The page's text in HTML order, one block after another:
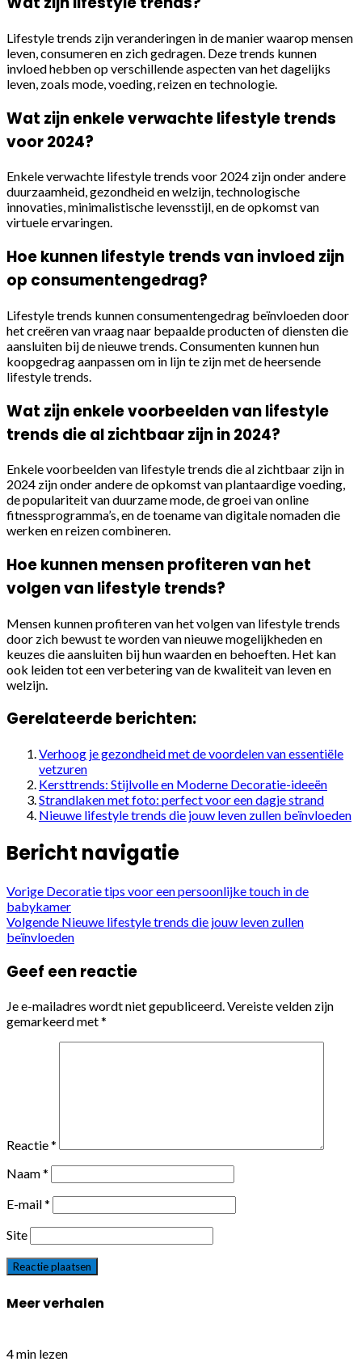
Lifestyle trends zijn veranderingen in de manier waarop mensen
leven, consumeren en zich gedragen. Deze trends kunnen
invloed hebben op verschillende aspecten van het dagelijks
leven, zoals mode, voeding, reizen en technologie.
Wat zijn enkele verwachte lifestyle trends
voor 2024?
Enkele verwachte lifestyle trends voor 2024 zijn onder andere
duurzaamheid, gezondheid en welzijn, technologische
innovaties, minimalistische levensstijl, en de opkomst van
virtuele ervaringen.
Hoe kunnen lifestyle trends van invloed zijn
op consumentengedrag?
Lifestyle trends kunnen consumentengedrag beïnvloeden door
het creëren van vraag naar bepaalde producten of diensten die
aansluiten bij de nieuwe trends. Consumenten kunnen hun
koopgedrag aanpassen om in lijn te zijn met de heersende
lifestyle trends.
Wat zijn enkele voorbeelden van lifestyle
trends die al zichtbaar zijn in 2024?
Enkele voorbeelden van lifestyle trends die al zichtbaar zijn in
2024 zijn onder andere de opkomst van plantaardige voeding,
de populariteit van duurzame mode, de groei van online
fitnessprogramma’s, en de toename van digitale nomaden die
werken en reizen combineren.
Hoe kunnen mensen profiteren van het
volgen van lifestyle trends?
Mensen kunnen profiteren van het volgen van lifestyle trends
door zich bewust te worden van nieuwe mogelijkheden en
keuzes die aansluiten bij hun waarden en behoeften. Het kan
ook leiden tot een verbetering van de kwaliteit van leven en
welzijn.
Gerelateerde berichten:
Verhoog je gezondheid met de voordelen van essentiële
vetzuren
Kersttrends: Stijlvolle en Moderne Decoratie-ideeën
Strandlaken met foto: perfect voor een dagje strand
Nieuwe lifestyle trends die jouw leven zullen beïnvloeden
Bericht navigatie
Vorige Decoratie tips voor een persoonlijke touch in de
babykamer
Volgende Nieuwe lifestyle trends die jouw leven zullen
beïnvloeden
Geef een reactie
Je e-mailadres wordt niet gepubliceerd.Vereiste velden zijn
gemarkeerd met*
Reactie*
Naam*
E-mail*
Site
Meer verhalen
4 min lezen